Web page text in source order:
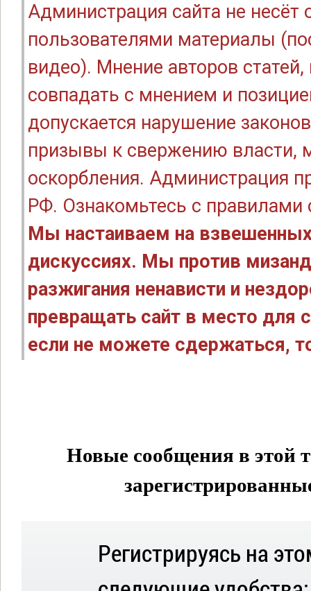
Администрация сайта не
пользователями материалы
видео). Мнение авторов
совпадать с мнением и
допускается нарушение
призывы к свержению власти,
оскорбления. Администрация
РФ. Ознакомьтесь с правилами
Мы настаиваем на
дискуссиях. Мы против
разжигания ненависти и
превращать сайт в место для
если не можете сдержаться,
Новые сообщения в этой
Регистрируясь на